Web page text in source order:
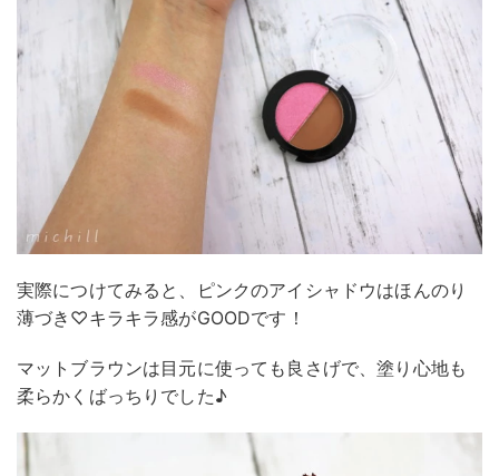
実際につけてみると、ピンクのアイシャドウはほんのり
薄づき♡キラキラ感がGOODです！
マットブラウンは目元に使っても良さげで、塗り心地も
柔らかくばっちりでした♪